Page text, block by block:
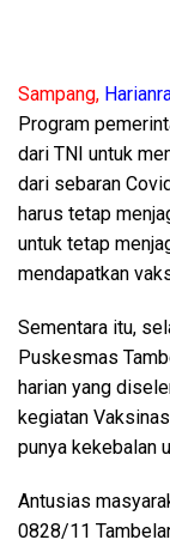
Sampang,
Program
dari TNI untuk
dari sebaran
harus tetap
untuk tetap
mendapatkan
Sementara itu,
Puskesmas
harian yang
kegiatan
punya kekebalan
Antusias
0828/11